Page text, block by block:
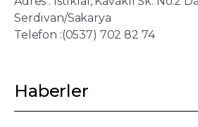
Serdivan/Sakarya
Telefon :(0537) 702 82 74
Haberler